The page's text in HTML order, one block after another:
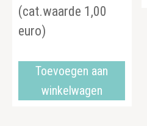
(cat.waarde 1,00
euro)
Toevoegen aan
winkelwagen